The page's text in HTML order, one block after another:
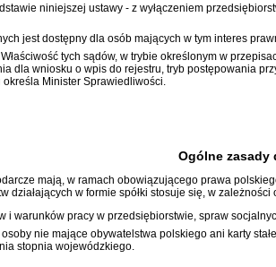
niniejszej ustawy - z wyłączeniem
jest dostępny dla osób mających w tym interes
tych sądów, w trybie określonym w
dla wniosku o wpis do rejestru, tryb postępowania
Minister Sprawiedliwości.
Ogólne zasady
mają, w ramach obowiązującego prawa
działających w formie spółki stosuje się, w zależności
i warunków pracy w przedsiębiorstwie, spraw
nie mające obywatelstwa polskiego ani karty
stopnia wojewódzkiego.